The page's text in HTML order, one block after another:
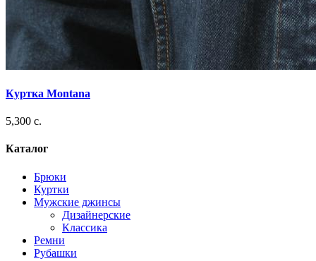
Куртка Montana
5,300 c.
Каталог
Брюки
Куртки
Мужские джинсы
Дизайнерские
Классика
Ремни
Рубашки